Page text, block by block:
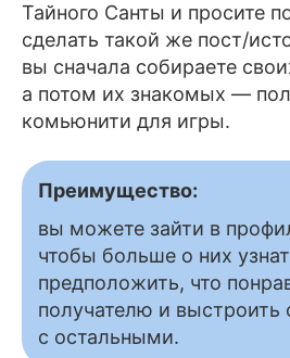
Тайного Санты и просите
сделать такой же пост/
вы сначала собираете
а потом их знакомых —
комьюнити для игры.
Преимущество:
вы можете зайти в
чтобы больше о них
предположить, что
получателю и выстроить
с остальными.